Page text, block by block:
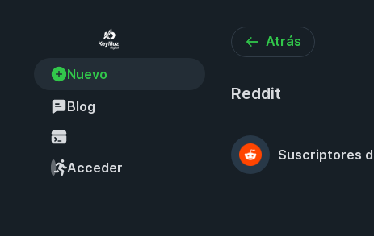
Nuevo
Blog
Acceder
Atrás
Reddit
Suscriptores